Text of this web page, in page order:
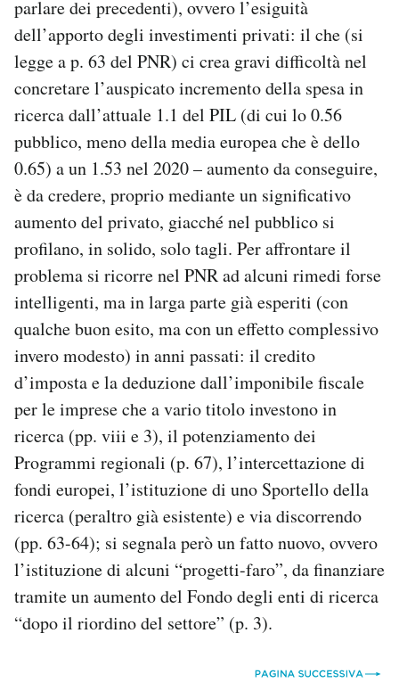
parlare dei precedenti), ovvero l’esiguità
dell’apporto degli investimenti privati: il che (si
legge a p. 63 del PNR) ci crea gravi difficoltà nel
concretare l’auspicato incremento della spesa in
ricerca dall’attuale 1.1 del PIL (di cui lo 0.56
pubblico, meno della media europea che è dello
0.65) a un 1.53 nel 2020 – aumento da conseguire,
è da credere, proprio mediante un significativo
aumento del privato, giacché nel pubblico si
profilano, in solido, solo tagli. Per affrontare il
problema si ricorre nel PNR ad alcuni rimedi forse
intelligenti, ma in larga parte già esperiti (con
qualche buon esito, ma con un effetto complessivo
invero modesto) in anni passati: il credito
d’imposta e la deduzione dall’imponibile fiscale
per le imprese che a vario titolo investono in
ricerca (pp. viii e 3), il potenziamento dei
Programmi regionali (p. 67), l’intercettazione di
fondi europei, l’istituzione di uno Sportello della
ricerca (peraltro già esistente) e via discorrendo
(pp. 63-64); si segnala però un fatto nuovo, ovvero
l’istituzione di alcuni “progetti-faro”, da finanziare
tramite un aumento del Fondo degli enti di ricerca
“dopo il riordino del settore” (p. 3).